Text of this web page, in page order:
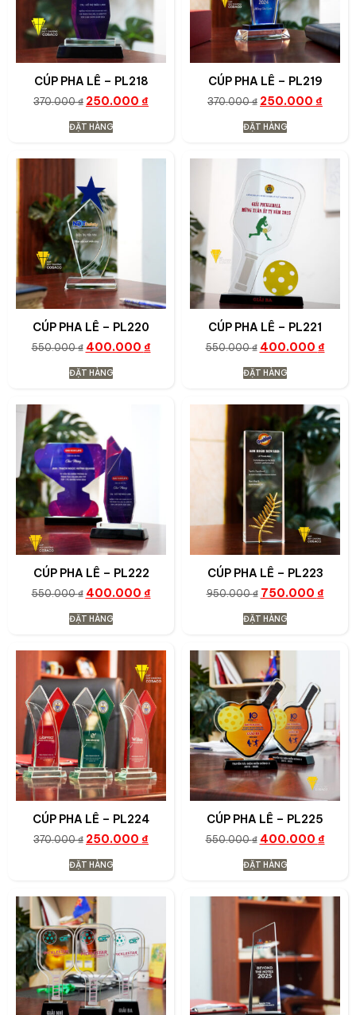
CÚP PHA LÊ – PL218
370.000₫ 250.000 ₫
ĐẶT HÀNG
CÚP PHA LÊ – PL219
370.000₫ 250.000 ₫
ĐẶT HÀNG
CÚP PHA LÊ – PL220
550.000₫ 400.000 ₫
ĐẶT HÀNG
CÚP PHA LÊ – PL221
550.000₫ 400.000 ₫
ĐẶT HÀNG
CÚP PHA LÊ – PL222
550.000₫ 400.000 ₫
ĐẶT HÀNG
CÚP PHA LÊ – PL223
950.000₫ 750.000 ₫
ĐẶT HÀNG
CÚP PHA LÊ – PL224
370.000₫ 250.000 ₫
ĐẶT HÀNG
CÚP PHA LÊ – PL225
550.000₫ 400.000 ₫
ĐẶT HÀNG